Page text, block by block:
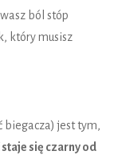
ból stóp
który musisz
biegacza) jest tym,
się czarny od